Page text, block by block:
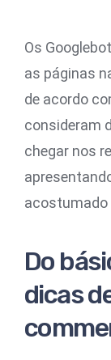
Os
as páginas
de acordo
consideram
chegar nos
acostumado
Do
dicas